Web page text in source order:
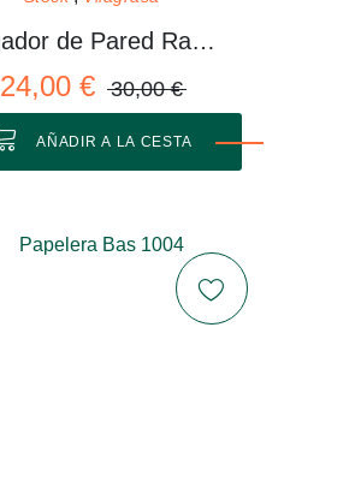
Colgador de Pared Rama 01 M
24,00 € 30,00 €
AÑADIR A LA CESTA